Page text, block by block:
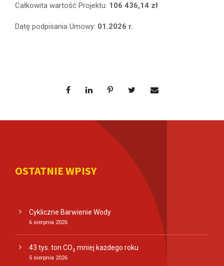
Całkowita wartość Projektu: 106 436,14 zł
Datę podpisania Umowy: 01.2026 r.
OSTATNIE WPISY
Cykliczne Barwienie Wody
6 sierpnia 2026
43 tys. ton CO₂ mniej każdego roku
5 sierpnia 2026